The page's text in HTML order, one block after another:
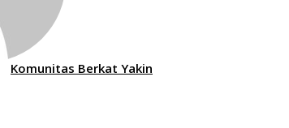
Komunitas Berkat Yakin